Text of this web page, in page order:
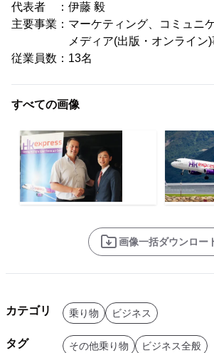
代表者 ：伊藤 毅
主要事業：マーケティング、コミュニ
メディア(出版・オンライン)
従業員数：13名
すべての画像
画像一括ダウンロー
カテゴリ 乗り物 ビジネス
タグ その他乗り物 ビジネス全般